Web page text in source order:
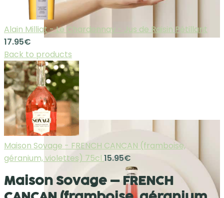
Alain Milliat - Le Chardonnay - Jus de Raisin Pétillant
17.95€
Back to products
Maison Sovage - FRENCH CANCAN (framboise,
géranium, violettes) 75cl 15.95€
Maison Sovage – FRENCH